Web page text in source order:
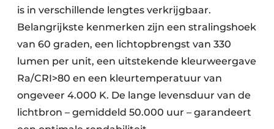
is in verschillende lengtes verkrijgbaar.
Belangrijkste kenmerken zijn een stralingshoek
van 60 graden, een lichtopbrengst van 330
lumen per unit, een uitstekende kleurweergave
Ra/CRI>80 en een kleurtemperatuur van
ongeveer 4.000 K. De lange levensduur van de
lichtbron – gemiddeld 50.000 uur – garandeert